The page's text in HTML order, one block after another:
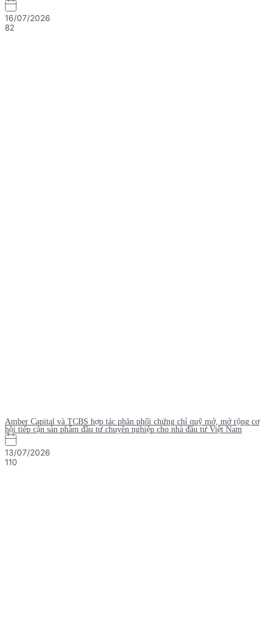
16/07/2026
82
Amber Capital và TCBS hợp tác phân phối chứng chỉ quỹ mở, mở rộng cơ
hội tiếp cận sản phẩm đầu tư chuyên nghiệp cho nhà đầu tư Việt Nam
13/07/2026
110